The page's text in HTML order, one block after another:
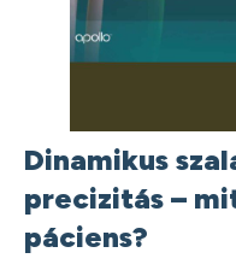
Dinamikus
precizitás –
páciens?